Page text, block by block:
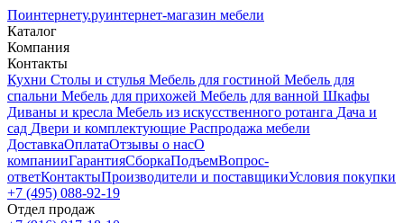
Поинтернету.руинтернет-магазин мебели
Каталог
Компания
Контакты
Кухни Столы и стулья Мебель для гостиной Мебель для
спальни Мебель для прихожей Мебель для ванной Шкафы
Диваны и кресла Мебель из искусственного ротанга Дача и
сад Двери и комплектующие Распродажа мебели
ДоставкаОплатаОтзывы о насО
компанииГарантияСборкаПодъемВопрос-
ответКонтактыПроизводители и поставщикиУсловия покупки
+7 (495) 088-92-19
Отдел продаж